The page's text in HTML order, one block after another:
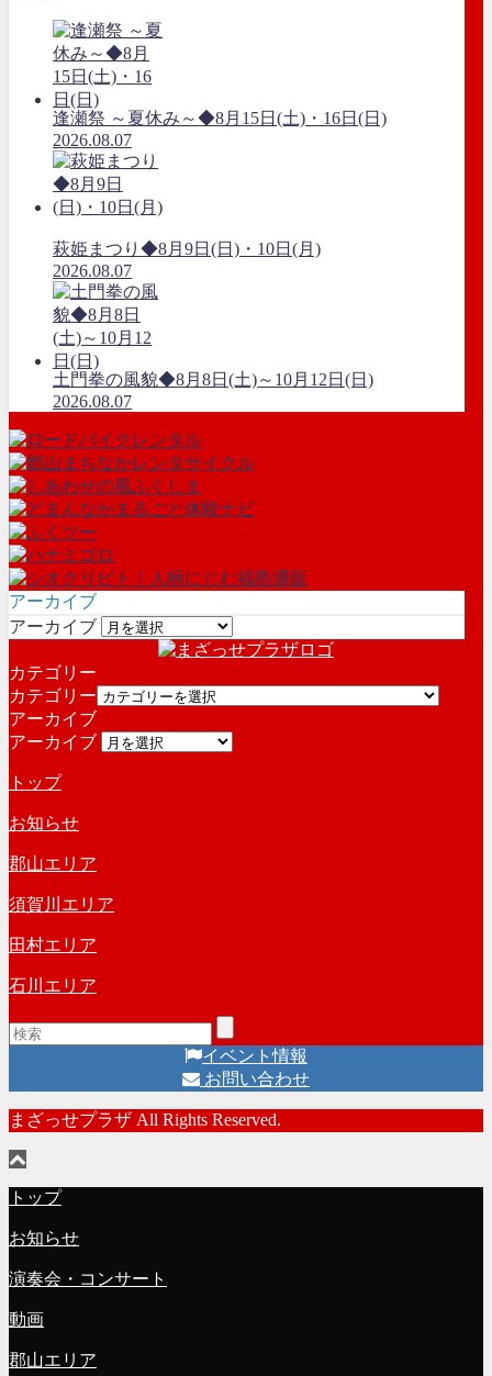
逢瀬祭 ～夏休み～◆8月15日(土)・16日(日)
2026.08.07
萩姫まつり◆8月9日(日)・10日(月)
2026.08.07
土門拳の風貌◆8月8日(土)～10月12日(日)
2026.08.07
アーカイブ
アーカイブ
カテゴリー
カテゴリー
アーカイブ
アーカイブ
トップ
お知らせ
郡山エリア
須賀川エリア
田村エリア
石川エリア
イベント情報
お問い合わせ
まざっせプラザ All Rights Reserved.
トップ
お知らせ
演奏会・コンサート
動画
郡山エリア